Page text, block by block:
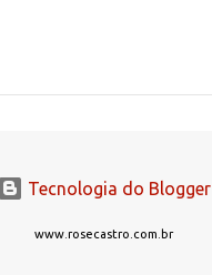
Tecnologia do Blogger
www.rosecastro.com.br